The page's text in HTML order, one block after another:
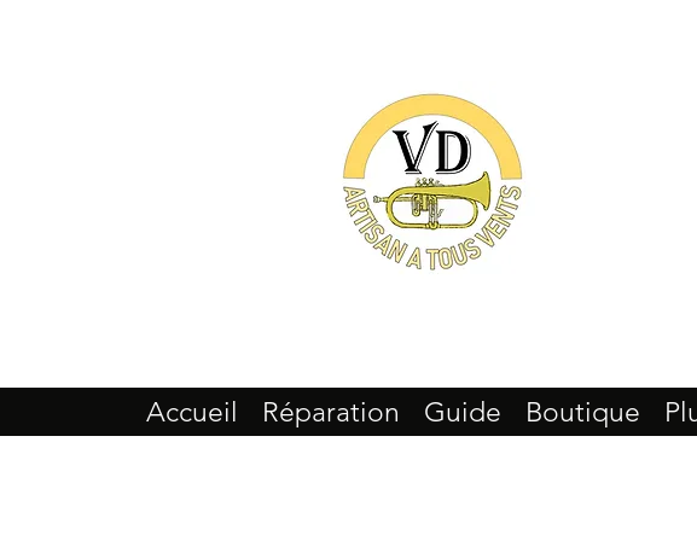
Accueil Réparation Guide Boutique